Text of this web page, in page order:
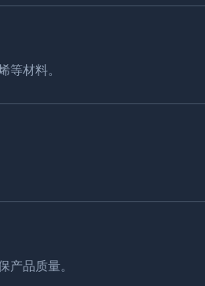
等材料。
产品质量。